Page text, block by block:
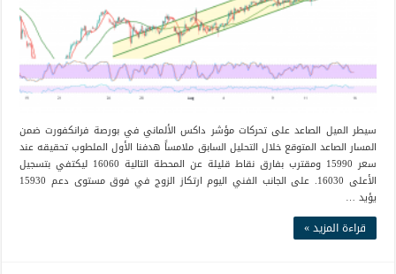
سيطر الميل الصاعد على تحركات مؤشر داكس الألماني في بورصة فرانكفورت ضمن
المسار الصاعد المتوقع خلال التحليل السابق ملامساً هدفنا الأول الملطوب تحقيقه عند
سعر 15990 ومقترب بفارق نقاط قليلة عن المحطة التالية 16060 ليكتفي بتسجيل
الأعلى 16030. على الجانب الفني اليوم ارتكاز الزوج في فوق مستوى دعم 15930
يؤيد …
قراءة المزيد »